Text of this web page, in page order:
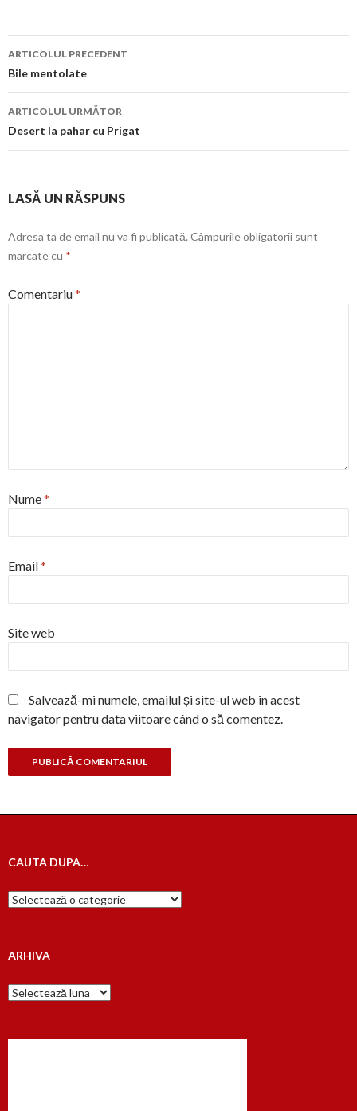
Navigare
în
articol
ARTICOLUL PRECEDENT
Bile mentolate
ARTICOLUL URMĂTOR
Desert la pahar cu Prigat
LASĂ UN RĂSPUNS
Adresa ta de email nu va fi publicată. Câmpurile obligatorii sunt
marcate cu *
Comentariu*
Nume*
Email*
Site web
Salvează-mi numele, emailul și site-ul web în acest
navigator pentru data viitoare când o să comentez.
CAUTA DUPA…
Cauta
dupa…
ARHIVA
Arhiva